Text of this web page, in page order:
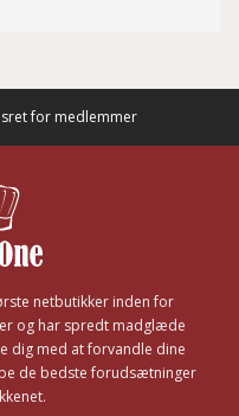
for medlemmer
netbutikker inden for
og har spredt madglæde
dig med at forvandle dine
de bedste forudsætninger